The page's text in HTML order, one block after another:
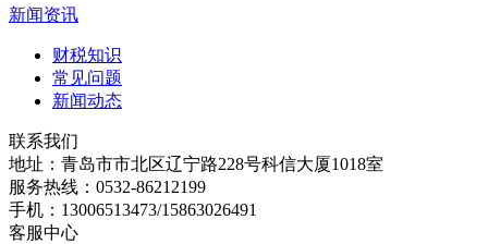
新闻资讯
财税知识
常见问题
新闻动态
联系我们
地址：青岛市市北区辽宁路228号科信大厦1018室
服务热线：0532-86212199
手机：13006513473/15863026491
客服中心